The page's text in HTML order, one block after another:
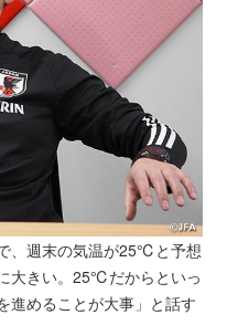
、週末の気温が25℃と予想
きい。 25℃だからといっ
進めることが大事」と話す